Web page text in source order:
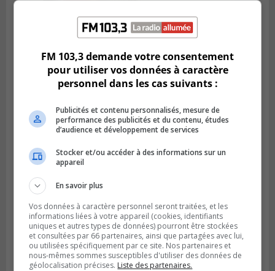
Publié le 5 août 2026 à 13h50
Le Mois de l’archéologie bat son plein sur
la Rive-Sud de Montréal
LA PRAIRIE
Publié le 5 août 2026 à 11h59
La Prairie loue des espaces de glace
jusqu’en avril 2027
FM 103,3 demande votre consentement
pour utiliser vos données à caractère
personnel dans les cas suivants :
Publicités et contenu personnalisés, mesure de
performance des publicités et du contenu, études
d’audience et développement de services
Stocker et/ou accéder à des informations sur un
appareil
En savoir plus
Vos données à caractère personnel seront traitées, et les
informations liées à votre appareil (cookies, identifiants
uniques et autres types de données) pourront être stockées
et consultées par 66 partenaires, ainsi que partagées avec lui,
ou utilisées spécifiquement par ce site. Nos partenaires et
nous-mêmes sommes susceptibles d'utiliser des données de
géolocalisation précises. Liste des partenaires.